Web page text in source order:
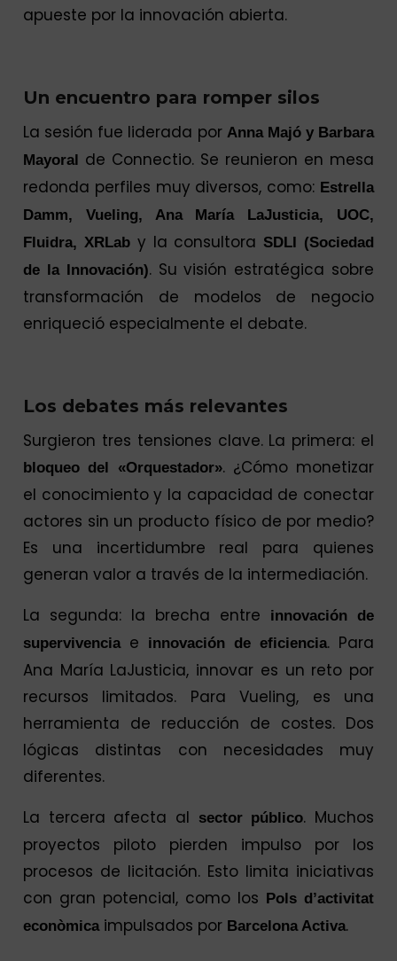
apueste por la innovación abierta.
Un encuentro para romper silos
La sesión fue liderada por Anna Majó y Barbara
Mayoral de Connectio. Se reunieron en mesa
redonda perfiles muy diversos, como: Estrella
Damm, Vueling, Ana María LaJusticia, UOC,
Fluidra, XRLaby la consultora SDLI (Sociedad
de la Innovación). Su visión estratégica sobre
transformación de modelos de negocio
enriqueció especialmente el debate.
Los debates más relevantes
Surgieron tres tensiones clave. La primera: el
bloqueo del «Orquestador». ¿Cómo monetizar
el conocimiento y la capacidad de conectar
actores sin un producto físico de por medio?
Es una incertidumbre real para quienes
generan valor a través de la intermediación.
La segunda: la brecha entre
innovación de
supervivenciae innovación de eficiencia. Para
Ana María LaJusticia, innovar es un reto por
recursos limitados. Para Vueling, es una
herramienta de reducción de costes. Dos
lógicas distintas con necesidades muy
diferentes.
La tercera afecta al
sector público. Muchos
proyectos piloto pierden impulso por los
procesos de licitación. Esto limita iniciativas
con gran potencial, como los Pols d’activitat
econòmicaimpulsados por Barcelona Activa.